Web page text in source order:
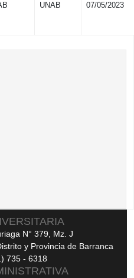
UNAB 07/05/2023
N° 379, Mz. J
y Provincia de Barranca
735 - 6318